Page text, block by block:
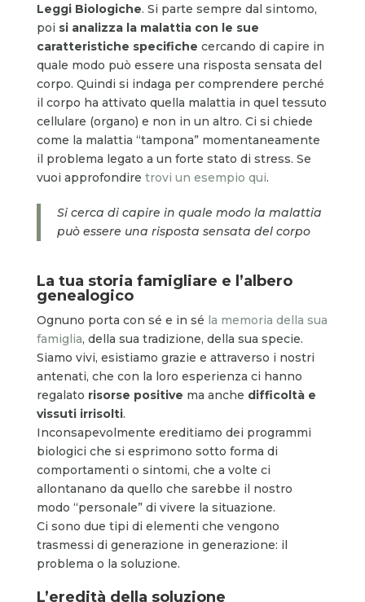
Leggi Biologiche. Si parte sempre dal sintomo,
poi si analizza la malattia con le sue
caratteristiche specifiche cercando di capire in
quale modo può essere una risposta sensata del
corpo. Quindi si indaga per comprendere perché
il corpo ha attivato quella malattia in quel tessuto
cellulare (organo) e non in un altro. Ci si chiede
come la malattia “tampona” momentaneamente
il problema legato a un forte stato di stress. Se
vuoi approfondire trovi un esempio qui.
Si cerca di capire in quale modo la malattia
può essere una risposta sensata del corpo
La tua storia famigliare e l’albero
genealogico
Ognuno porta con sé e in sé la memoria della sua
famiglia, della sua tradizione, della sua specie.
Siamo vivi, esistiamo grazie e attraverso i nostri
antenati, che con la loro esperienza ci hanno
regalato risorse positive ma anche difficoltà e
vissuti irrisolti.
Inconsapevolmente ereditiamo dei programmi
biologici che si esprimono sotto forma di
comportamenti o sintomi, che a volte ci
allontanano da quello che sarebbe il nostro
modo “personale” di vivere la situazione.
Ci sono due tipi di elementi che vengono
trasmessi di generazione in generazione: il
problema o la soluzione.
L’eredità della soluzione